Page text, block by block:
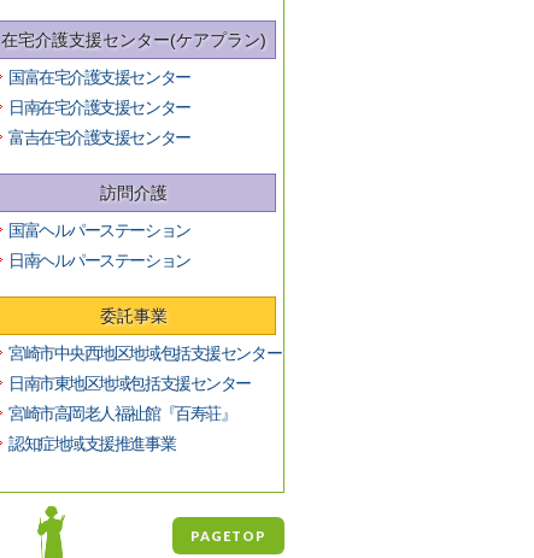
在宅介護支援センター(ケアプラン)
国富在宅介護支援センター
日南在宅介護支援センター
富吉在宅介護支援センター
訪問介護
国富ヘルパーステーション
日南ヘルパーステーション
委託事業
宮崎市中央西地区地域包括支援センター
日南市東地区地域包括支援センター
宮崎市高岡老人福祉館『百寿荘』
認知症地域支援推進事業
PAGETOP